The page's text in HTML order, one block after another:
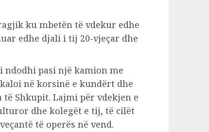
ku mbetën të vdekur edhe
edhe djali i tij 20-vjeçar dhe
ndodhi pasi një kamion me
në korsinë e kundërt dhe
të Shkupit. Lajmi për vdekjen e
dhe kolegët e tij, të cilët
të operës në vend.